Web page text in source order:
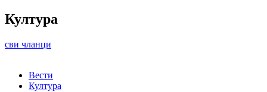
Култура
сви чланци
Вести
Култура